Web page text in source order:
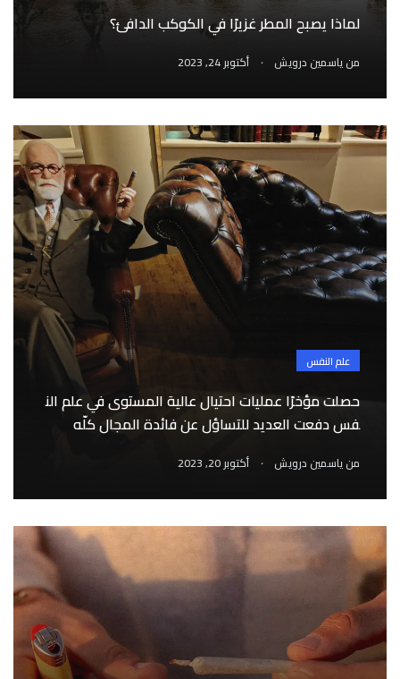
لماذا يصبح المطر غزيرًا في الكوكب الدافئ؟
منياسمين درويش . أكتوبر 24, 2023
علم النفس
حصلت مؤخرًا عمليات احتيال عالية المستوى في علم الن
فس دفعت العديد للتساؤل عن فائدة المجال كلّه
منياسمين درويش . أكتوبر 20, 2023